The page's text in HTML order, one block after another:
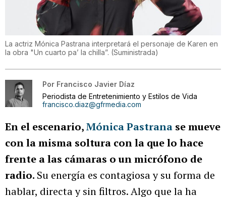
La actriz Mónica Pastrana interpretará el personaje de Karen en
la obra "Un cuarto pa’ la chilla”. (Suministrada)
Por Francisco Javier Díaz
Periodista de Entretenimiento y Estilos de Vida
francisco.diaz@gfrmedia.com
En el escenario,Mónica Pastrana se mueve
con la misma soltura con la que lo hace
frente a las cámaras o un micrófono de
radio. Su energía es contagiosa y su forma de
hablar, directa y sin filtros. Algo que la ha